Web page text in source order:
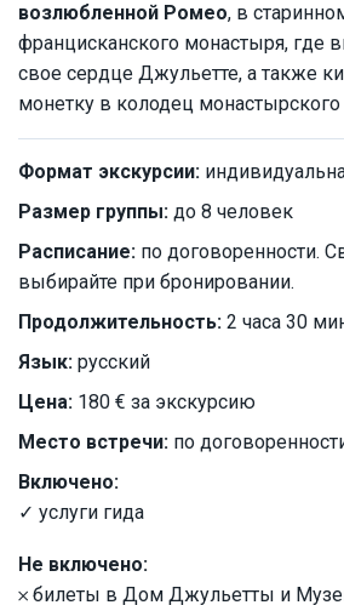
возлюбленной Ромео, в
францисканского монастыря, где
свое сердце Джульетте, а также
монетку в колодец
Формат экскурсии:
Размер группы: до 8 человек
Расписание: по договоренности.
выбирайте при бронировании.
Продолжительность: 2 часа 30
Язык: русский
Цена: 180 € за экскурсию
Место встречи: по
Включено:
✓ услуги гида
Не включено:
𐄂 билеты в Дом Джульетты и